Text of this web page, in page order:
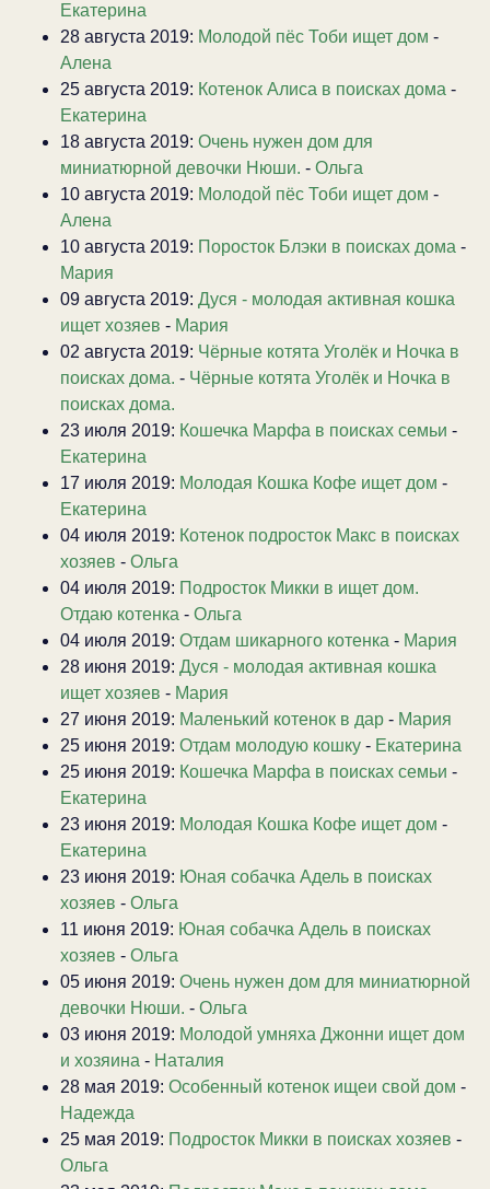
Екатерина
28 августа 2019: Молодой пёс Тоби ищет дом -
Алена
25 августа 2019: Котенок Алиса в поисках дома -
Екатерина
18 августа 2019: Очень нужен дом для
миниатюрной девочки Нюши. - Ольга
10 августа 2019: Молодой пёс Тоби ищет дом -
Алена
10 августа 2019: Поросток Блэки в поисках дома -
Мария
09 августа 2019: Дуся - молодая активная кошка
ищет хозяев - Мария
02 августа 2019: Чёрные котята Уголёк и Ночка в
поисках дома. - Чёрные котята Уголёк и Ночка в
поисках дома.
23 июля 2019: Кошечка Марфа в поисках семьи -
Екатерина
17 июля 2019: Молодая Кошка Кофе ищет дом -
Екатерина
04 июля 2019: Котенок подросток Макс в поисках
хозяев - Ольга
04 июля 2019: Подросток Микки в ищет дом.
Отдаю котенка - Ольга
04 июля 2019: Отдам шикарного котенка - Мария
28 июня 2019: Дуся - молодая активная кошка
ищет хозяев - Мария
27 июня 2019: Маленький котенок в дар - Мария
25 июня 2019: Отдам молодую кошку - Екатерина
25 июня 2019: Кошечка Марфа в поисках семьи -
Екатерина
23 июня 2019: Молодая Кошка Кофе ищет дом -
Екатерина
23 июня 2019: Юная собачка Адель в поисках
хозяев - Ольга
11 июня 2019: Юная собачка Адель в поисках
хозяев - Ольга
05 июня 2019: Очень нужен дом для миниатюрной
девочки Нюши. - Ольга
03 июня 2019: Молодой умняха Джонни ищет дом
и хозяина - Наталия
28 мая 2019: Особенный котенок ищеи свой дом -
Надежда
25 мая 2019: Подросток Микки в поисках хозяев -
Ольга